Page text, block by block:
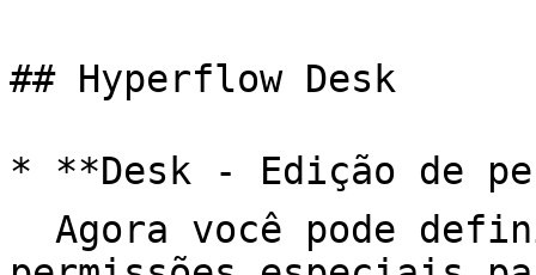
## Hyperflow Desk
* **Desk - Edição de